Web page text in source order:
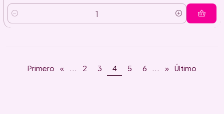
Cantidad
Primero « ... 2 3 4 5 6 ... » Último